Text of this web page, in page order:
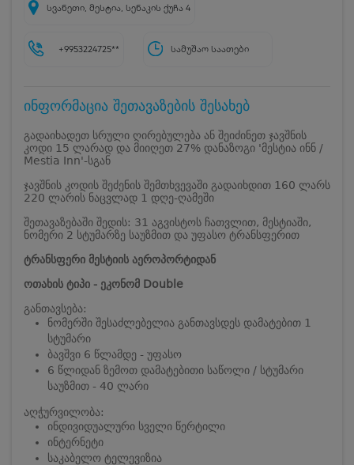
სვანეთი, მესტია, სენაკის ქუჩა 4
+9953224725** სამუშაო საათები
ინფორმაცია შეთავაზების შესახებ
გადაიხადეთ სრული ღირებულება ან შეიძინეთ ჯავშნის
კოდი 15 ლარად და მიიღეთ 27% დანაზოგი 'მესტია ინნ /
Mestia Inn'-სგან
ჯავშნის კოდის შეძენის შემთხვევაში გადაიხდით 160 ლარს
220 ლარის ნაცვლად 1 დღე-ღამეში
შეთავაზებაში შედის: 31 აგვისტოს ჩათვლით, მესტიაში,
ნომერი 2 სტუმარზე საუზმით და უფასო ტრანსფერით
ტრანსფერი მესტიის აეროპორტიდან
ოთახის ტიპი - ეკონომ Double
განთავსება:
ნომერში შესაძლებელია განთავსდეს დამატებით 1
სტუმარი
ბავშვი 6 წლამდე - უფასო
6 წლიდან ზემოთ დამატებითი საწოლი / სტუმარი
საუზმით - 40 ლარი
აღჭურვილობა:
ინდივიდუალური სველი წერტილი
ინტერნეტი
საკაბელო ტელევიზია